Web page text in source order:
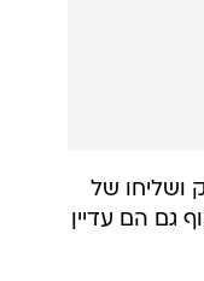
ושליחו של
גם הם עדיין